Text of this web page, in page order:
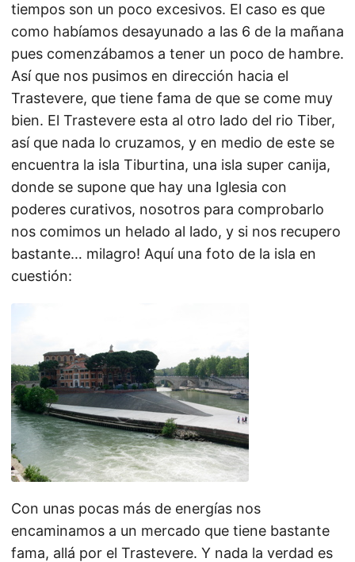
tiempos son un poco excesivos. El caso es que
como habíamos desayunado a las 6 de la mañana
pues comenzábamos a tener un poco de hambre.
Así que nos pusimos en dirección hacia el
Trastevere, que tiene fama de que se come muy
bien. El Trastevere esta al otro lado del rio Tiber,
así que nada lo cruzamos, y en medio de este se
encuentra la isla Tiburtina, una isla super canija,
donde se supone que hay una Iglesia con
poderes curativos, nosotros para comprobarlo
nos comimos un helado al lado, y si nos recupero
bastante… milagro! Aquí una foto de la isla en
cuestión:
Con unas pocas más de energías nos
encaminamos a un mercado que tiene bastante
fama, allá por el Trastevere. Y nada la verdad es